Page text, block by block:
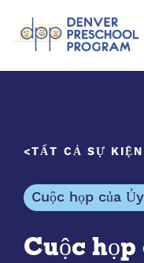
TẤT CẢ SỰ KIỆN
Cuộc họp của
Cuộc họp